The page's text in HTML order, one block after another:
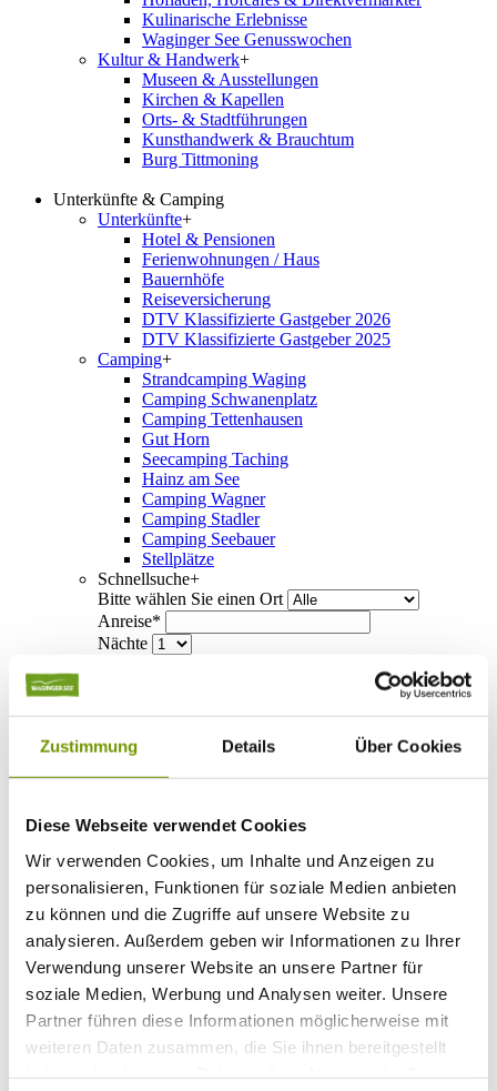
Zustimmung Details Über Cookies
Diese Webseite verwendet Cookies
Wir verwenden Cookies, um Inhalte und Anzeigen zu
personalisieren, Funktionen für soziale Medien anbieten
zu können und die Zugriffe auf unsere Website zu
analysieren. Außerdem geben wir Informationen zu Ihrer
Verwendung unserer Website an unsere Partner für
soziale Medien, Werbung und Analysen weiter. Unsere
Partner führen diese Informationen möglicherweise mit
weiteren Daten zusammen, die Sie ihnen bereitgestellt
Kulinarische Erlebnisse
Waginger See Genusswochen
Kultur & Handwerk+
Museen & Ausstellungen
Kirchen & Kapellen
Orts- & Stadtführungen
Kunsthandwerk & Brauchtum
Burg Tittmoning
Unterkünfte & Camping
Unterkünfte+
Hotel & Pensionen
Ferienwohnungen / Haus
Bauernhöfe
Reiseversicherung
DTV Klassifizierte Gastgeber 2026
DTV Klassifizierte Gastgeber 2025
Camping+
Strandcamping Waging
Camping Schwanenplatz
Camping Tettenhausen
Gut Horn
Seecamping Taching
Hainz am See
Camping Wagner
Camping Stadler
Camping Seebauer
Stellplätze
Schnellsuche+
Bitte wählen Sie einen Ort
Anreise*
Nächte
Alter Kind 3
* Plichtfeld
Ihr Urlaub bei uns+
Anreise
ÖPNV
Klassifizierung
Gästekarte
Datenschutzerklärung IRS18
Veranstaltungen+
Veranstaltungskalender